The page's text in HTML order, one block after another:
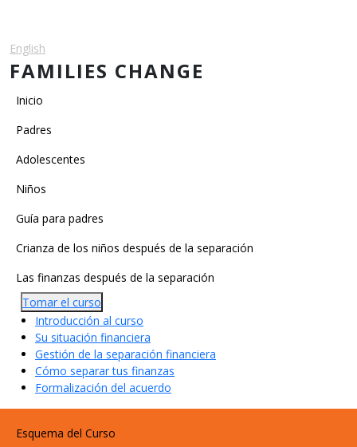
English
FAMILIES CHANGE
Main navigation
Inicio
Padres
Adolescentes
Niños
Main Categories
Guía para padres
Crianza de los niños después de la separación
Las finanzas después de la separación
Tomar el curso
Introducción al curso
Su situación financiera
Gestión de la separación financiera
Cómo separar tus finanzas
Formalización del acuerdo
User account menu
Esquema del Curso